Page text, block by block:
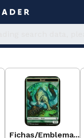
Fichas/Emblema...